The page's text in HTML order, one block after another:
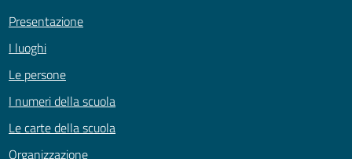
Presentazione
I luoghi
Le persone
I numeri della scuola
Le carte della scuola
Organizzazione